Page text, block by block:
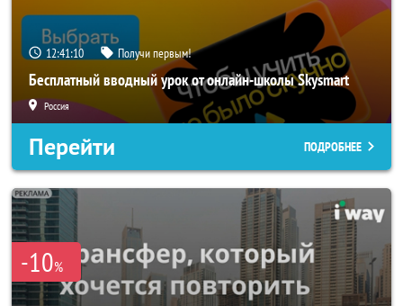
12:41:08 Получи первым!
Бесплатный вводный урок от онлайн-школы Skysmart
Россия
Перейти ПОДРОБНЕЕ
-10%